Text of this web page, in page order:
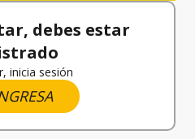
debes estar
inicia sesión